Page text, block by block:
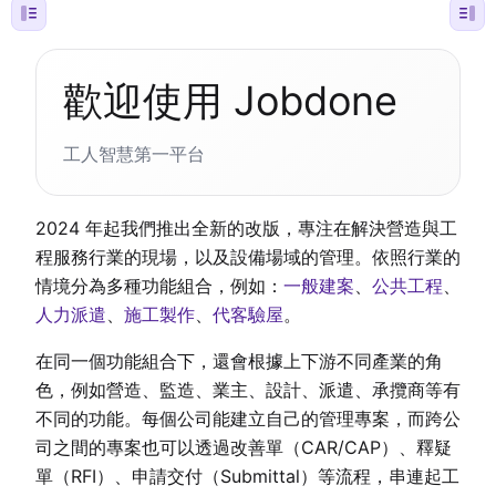
歡迎使用 Jobdone
工人智慧第一平台
2024 年起我們推出全新的改版，專注在解決營造與工
程服務行業的現場，以及設備場域的管理。依照行業的
情境分為多種功能組合，例如： 一般建案、 公共工程、
人力派遣、 施工製作、 代客驗屋。
在同一個功能組合下，還會根據上下游不同產業的角
色，例如營造、監造、業主、設計、派遣、承攬商等有
不同的功能。每個公司能建立自己的管理專案，而跨公
司之間的專案也可以透過改善單（CAR/CAP）、釋疑
單（RFI）、申請交付（Submittal）等流程，串連起工